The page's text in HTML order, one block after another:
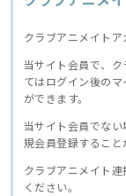
クラブアニメイトア
当サイト会員で、
てはログイン後の
ができます。
当サイト会員でな
規会員登録すること
クラブアニメイト
ください。